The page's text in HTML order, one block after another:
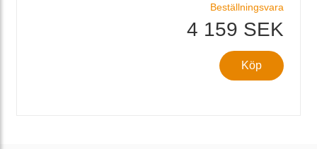
Beställningsvara
4 159 SEK
Köp